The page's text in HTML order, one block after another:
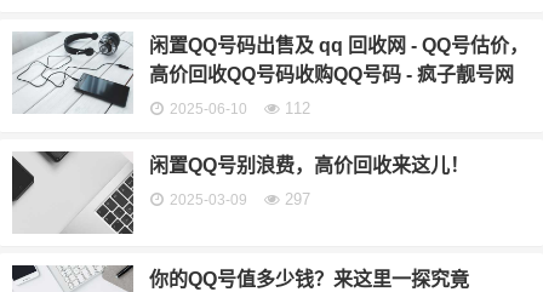
闲置QQ号码出售及 qq 回收网 - QQ号估价，
高价回收QQ号码收购QQ号码 - 疯子靓号网
2025-06-10 112
闲置QQ号别浪费，高价回收来这儿！
2025-03-09 297
你的QQ号值多少钱？来这里一探究竟